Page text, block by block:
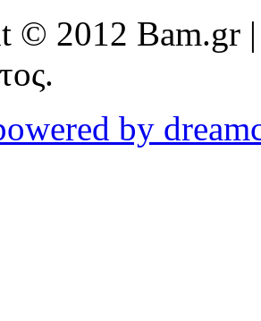
© 2012 Bam.gr |
by